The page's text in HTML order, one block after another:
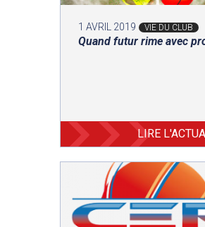
1 AVRIL 2019 VIE DU CLUB
Quand futur rime avec
LIRE